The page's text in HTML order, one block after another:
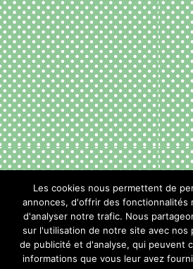
Les cookies nous permettent de
annonces, d'offrir des fonctionnalités
d'analyser notre trafic. Nous
sur l'utilisation de notre site avec nos
de publicité et d'analyse, qui peuvent
informations que vous leur avez